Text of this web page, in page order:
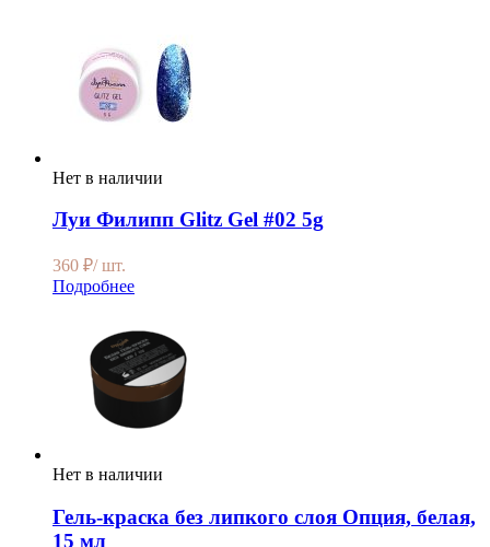
Нет в наличии
Луи Филипп Glitz Gel #02 5g
360 ₽/ шт.
Подробнее
Нет в наличии
Гель-краска без липкого слоя Опция, белая,
15 мл